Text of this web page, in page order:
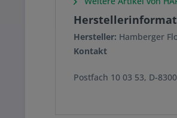
Hersteller: Hamberger
Kontakt
Postfach 10 03 53, D-